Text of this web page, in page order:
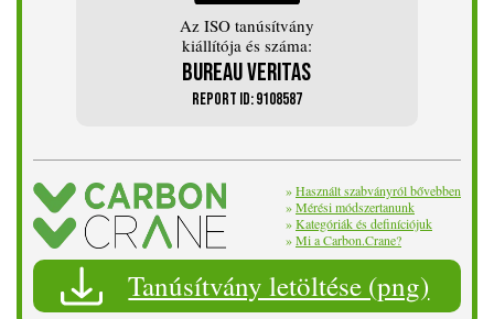
Az ISO tanúsítvány
kiállítója és száma:
Bureau Veritas
REPORT ID: 9108587
»Használt szabványról bővebben
»Mérési módszertanunk
»Kategóriák és definíciójuk
»Mi a Carbon.Crane?
Tanúsítvány letöltése (png)